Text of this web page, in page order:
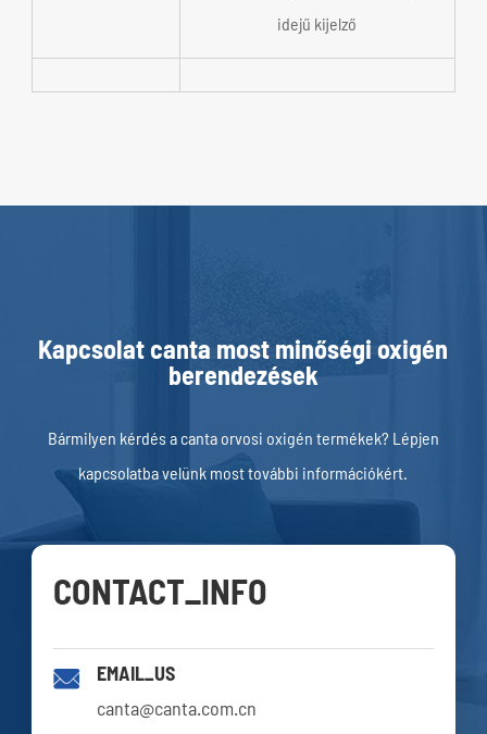
idejű kijelző
Kapcsolat canta most minőségi oxigén
berendezések
Bármilyen kérdés a canta orvosi oxigén termékek? Lépjen
kapcsolatba velünk most további információkért.
CONTACT_INFO

EMAIL_US
canta@canta.com.cn